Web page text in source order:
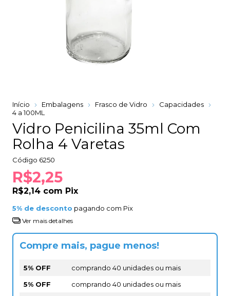
Início Embalagens Frasco de Vidro
Capacidades
4 a 100ML
Vidro Penicilina 35ml Com
Rolha 4 Varetas
Código 6250
R$2,25
R$2,14 com Pix
5% de desconto pagando com Pix
Ver mais detalhes
Compre mais, pague menos!
5% OFF
comprando 40 unidades ou mais
5% OFF
comprando 40 unidades ou mais